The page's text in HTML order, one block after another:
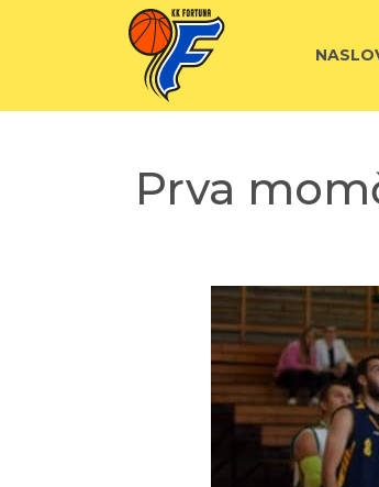
Prva